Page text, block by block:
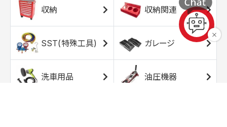
収納 収納関連
SST(特殊工具) ガレージ
洗車用品 油圧機器